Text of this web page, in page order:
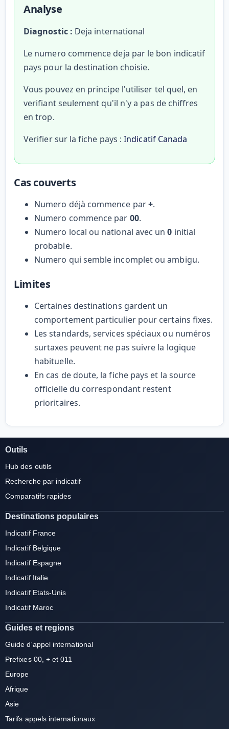
Analyse
Diagnostic : Deja international
Le numero commence deja par le bon indicatif
pays pour la destination choisie.
Vous pouvez en principe l'utiliser tel quel, en
verifiant seulement qu'il n'y a pas de chiffres
en trop.
Verifier sur la fiche pays :Indicatif Canada
Cas couverts
Numero déjà commence par+.
Numero commence par 00.
Numero local ou national avec un0 initial
probable.
Numero qui semble incomplet ou ambigu.
Limites
Certaines destinations gardent un
comportement particulier pour certains fixes.
Les standards, services spéciaux ou numéros
surtaxes peuvent ne pas suivre la logique
habituelle.
En cas de doute, la fiche pays et la source
officielle du correspondant restent
prioritaires.
Outils
Hub des outils
Recherche par indicatif
Comparatifs rapides
Destinations populaires
Indicatif France
Indicatif Belgique
Indicatif Espagne
Indicatif Italie
Indicatif Etats-Unis
Indicatif Maroc
Guides et regions
Guide d'appel international
Prefixes 00, + et 011
Europe
Afrique
Asie
Tarifs appels internationaux